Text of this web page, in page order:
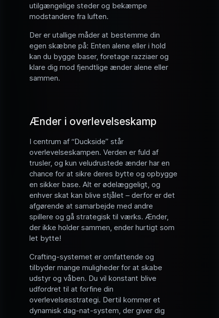
utilgængelige steder og bekæmpe
modstandere fra luften.
Der er utallige måder at bestemme din
egen skæbne på: Enten alene eller i hold
kan du bygge baser, foretage razziaer og
klare dig mod fjendtlige ænder alene eller
sammen.
Ænder i overlevelseskamp
I centrum af “Duckside” står
overlevelseskampen. Verden er fuld af
trusler, og kun veludrustede ænder har en
chance for at sikre deres bytte og opbygge
en sikker base. Alt er ødelæggeligt, og
enhver skat kan blive stjålet – derfor er det
afgørende at samarbejde med andre
spillere og gå strategisk til værks. Ænder,
der ikke holder sammen, ender hurtigt som
let bytte!
Crafting-systemet er omfattende og
tilbyder mange muligheder for at skabe
udstyr og våben. Du vil konstant blive
udfordret til at forfine din
overlevelsesstrategi. Dertil kommer et
dynamisk dag-nat-system, der giver dig